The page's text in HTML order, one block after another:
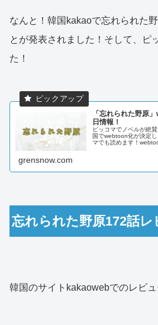
なんと！韓国kakaoで忘れられた
とが発表されました！そして、ピ
た！
「忘れられた野原
日情報！
ピッコマでノベルが絶
国でwebtoon化が決定
マでも読めます！
grensnow.com
忘れられた野原172話
韓国のサイトkakaowebでのレビュ